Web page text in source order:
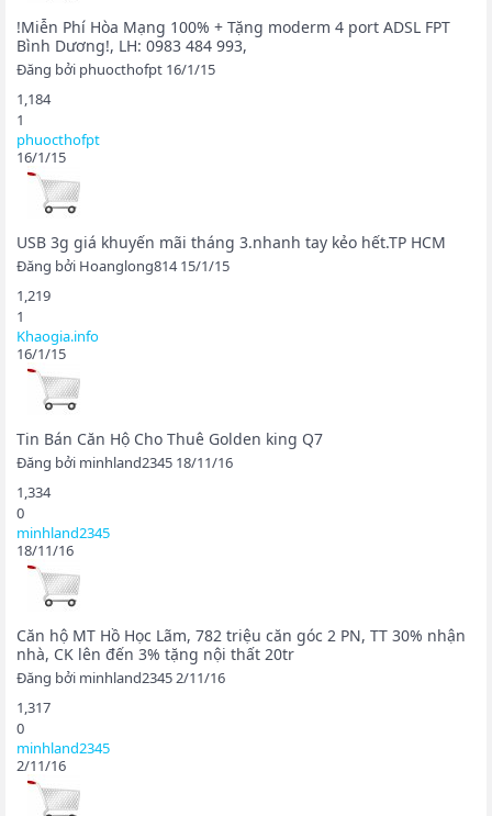
!Miễn Phí Hòa Mạng 100% + Tặng moderm 4 port ADSL FPT
Bình Dương!, LH: 0983 484 993,
Đăng bởi phuocthofpt 16/1/15
1,184
1
phuocthofpt
16/1/15
USB 3g giá khuyến mãi tháng 3.nhanh tay kẻo hết.TP HCM
Đăng bởi Hoanglong814 15/1/15
1,219
1
Khaogia.info
16/1/15
Tin Bán Căn Hộ Cho Thuê Golden king Q7
Đăng bởi minhland2345 18/11/16
1,334
0
minhland2345
18/11/16
Căn hộ MT Hồ Học Lãm, 782 triệu căn góc 2 PN, TT 30% nhận
nhà, CK lên đến 3% tặng nội thất 20tr
Đăng bởi minhland23452/11/16
1,317
0
minhland2345
2/11/16